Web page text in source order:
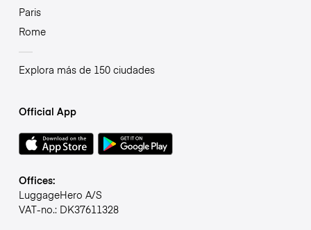
Paris
Rome
Explora más de 150 ciudades
Official App
Offices:
LuggageHero A/S
VAT-no.: DK37611328